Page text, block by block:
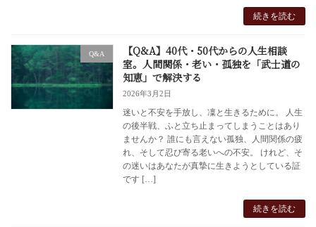
続きを読む
Q&A
【Q&A】40代・50代からの人生相談
室。人間関係・老い・孤独を「武士道の
知恵」で解決する
2026年3月2日
迷いと不安を手放し、凜と生きるために。 人生
の後半戦、ふと立ち止まってしまうことはあり
ませんか？ 誰にも言えない孤独、人間関係の疲
れ、そして忍び寄る老いへの不安。 けれど、そ
の迷いはあなたが真摯に生きようとしている証
です […]
続きを読む